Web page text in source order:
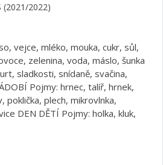
(2021/2022)
vejce, mléko, mouka, cukr, sůl,
zelenina, voda, máslo, šunka
sladkosti, snídaně, svačina,
Pojmy: hrnec, talíř, hrnek,
poklička, plech, mikrovlnka,
DEN DĚTÍ Pojmy: holka, kluk,